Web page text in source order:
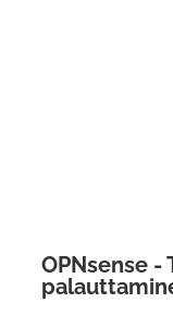
OPNsense -